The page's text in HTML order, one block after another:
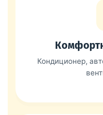
Кондиционер,